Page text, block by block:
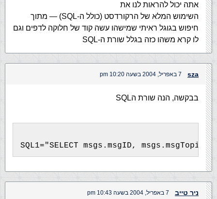
אתה יכול להראות לנו את
השימוש המלא של הרקורדסט (כולל ה-SQL) — מתוך
חיפוש בגוגל ראיתי שמישהו עשה קוד של חלוקה לדפים וגם
לו קרא משהו כזה בגלל שורת ה-SQL
sza 7 באפריל, 2004 בשעה 10:20 pm
בבקשה, הנה שורת הSQL
SQL1="SELECT msgs.msgID,
ניר טייב 7 באפריל, 2004 בשעה 10:43 pm